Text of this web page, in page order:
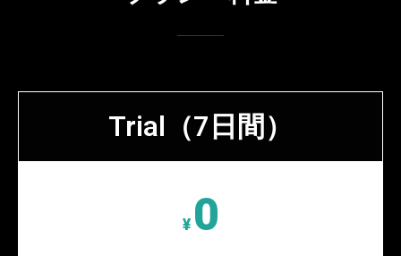
Trial（7日間）
¥ 0